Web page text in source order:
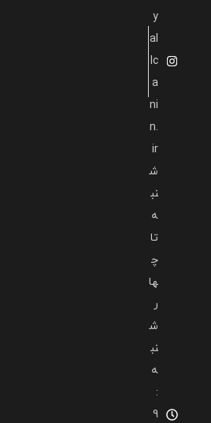
y
al
lc
a
ni
n.
ir
ش
نب
ه
تا
چ
ها
ر
ش
نب
ه
:
9